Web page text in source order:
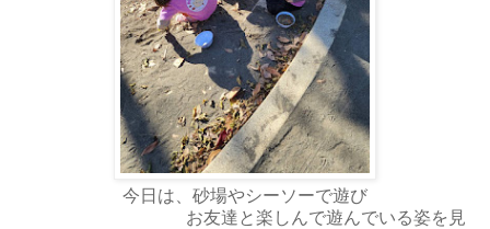
今日は、砂場やシーソーで遊び
お友達と楽しんで遊んでいる姿を見